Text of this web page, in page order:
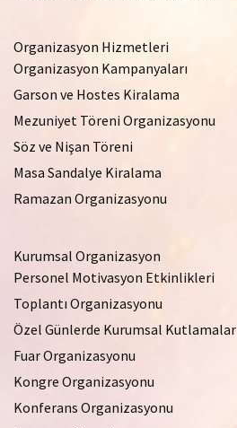
Organizasyon Hizmetleri
Organizasyon Kampanyaları
Garson ve Hostes Kiralama
Mezuniyet Töreni Organizasyonu
Söz ve Nişan Töreni
Masa Sandalye Kiralama
Ramazan Organizasyonu
Kurumsal Organizasyon
Personel Motivasyon Etkinlikleri
Toplantı Organizasyonu
Özel Günlerde Kurumsal Kutlamalar
Fuar Organizasyonu
Kongre Organizasyonu
Konferans Organizasyonu